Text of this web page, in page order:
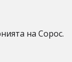
на Сорос.